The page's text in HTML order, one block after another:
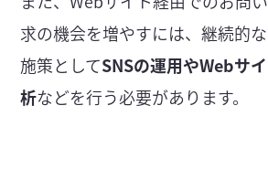
求の機会を増やすには、継続的
施策としてSNSの運用やWebサ
析などを行う必要があります。